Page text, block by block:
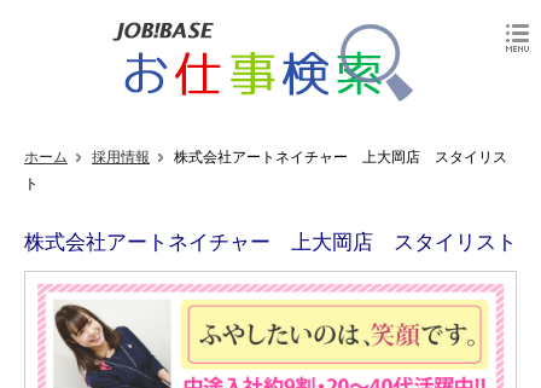
ホーム 採用情報
株式会社アートネイチャー 上大岡店 スタイリス
ト
株式会社アートネイチャー 上大岡店 スタイリスト